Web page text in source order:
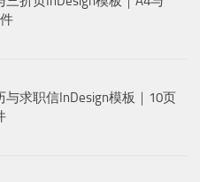
与求职信InDesign模板｜10页